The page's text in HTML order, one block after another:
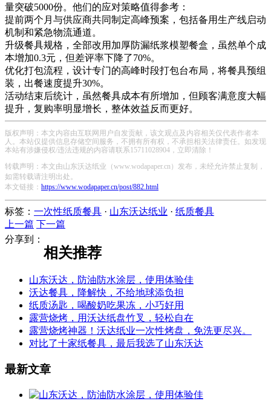
量突破5000份。他们的应对策略值得参考：
提前两个月与供应商共同制定高峰预案，包括备用生产线启动
机制和紧急物流通道。
升级餐具规格，全部改用加厚防漏纸浆模塑餐盒，虽然单个成
本增加0.3元，但差评率下降了70%。
优化打包流程，设计专门的高峰时段打包台布局，将餐具预组
装，出餐速度提升30%。
活动结束后统计，虽然餐具成本有所增加，但顾客满意度大幅
提升，复购率明显增长，整体效益反而更好。
版权声明：本文内容由互联网用户自发贡献，该文观点及内容相关仅代表作者本
人。本站仅提供信息存储空间服务，不拥有所有权，不承担相关法律责任。如发现
本站有涉嫌侵权/违法违规的内容请联系15711028904，立即清除！
转载声明：本文由山东沃达纸业（www.wodapaper.cn）发布，未经允许禁止复制，
如需转载请注明出处。
本文链接： https://www.wodapaper.cn/post/882.html
标签： 一次性纸质餐具 · 山东沃达纸业 · 纸质餐具
上一篇 下一篇
分享到：
相关推荐
山东沃达，防油防水涂层，使用体验佳
沃达餐具，降解快，不给地球添负担
纸质汤匙，喝酸奶吃果冻，小巧好用
露营烧烤，用沃达纸盘竹叉，轻松自在
露营烧烤神器！沃达纸业一次性烤盘，免洗更尽兴。
对比了十家纸餐具，最后我选了山东沃达
最新文章